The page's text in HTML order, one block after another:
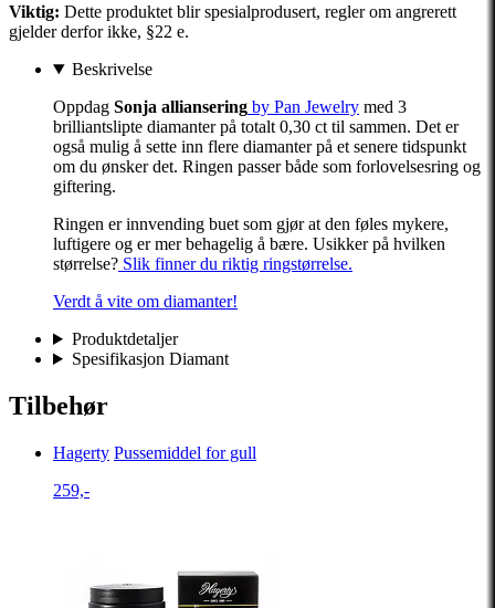
Viktig: Dette produktet blir spesialprodusert, regler om angrerett
gjelder derfor ikke, §22 e.
Beskrivelse
Oppdag Sonja alliansering by Pan Jewelry med 3
brilliantslipte diamanter på totalt 0,30 ct til sammen. Det er
også mulig å sette inn flere diamanter på et senere tidspunkt
om du ønsker det. Ringen passer både som forlovelsesring og
giftering.
Ringen er innvending buet som gjør at den føles mykere,
luftigere og er mer behagelig å bære. Usikker på hvilken
størrelse? Slik finner du riktig ringstørrelse.
Verdt å vite om diamanter!
Produktdetaljer
Spesifikasjon Diamant
Tilbehør
Hagerty Pussemiddel for gull
259,-